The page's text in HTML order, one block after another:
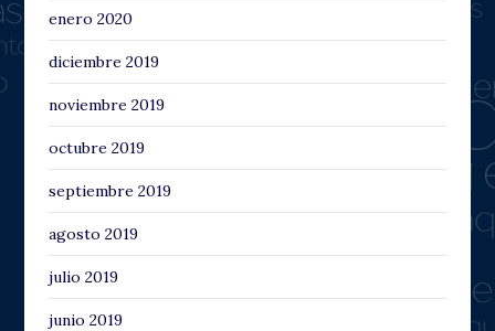
enero 2020
diciembre 2019
noviembre 2019
octubre 2019
septiembre 2019
agosto 2019
julio 2019
junio 2019